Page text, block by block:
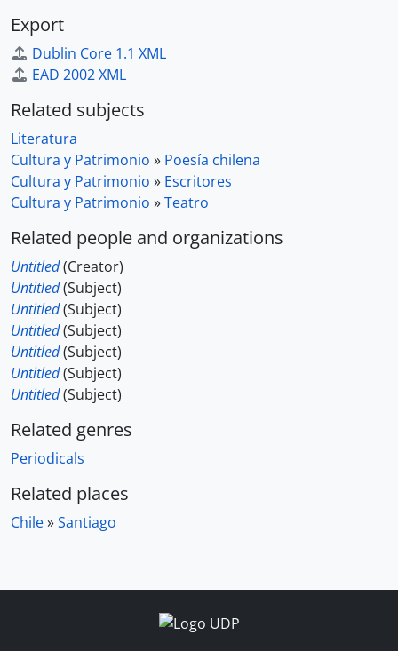
Export
Dublin Core 1.1 XML
EAD 2002 XML
Related subjects
Literatura
Cultura y Patrimonio » Poesía chilena
Cultura y Patrimonio » Escritores
Cultura y Patrimonio »Teatro
Related people and organizations
Untitled(Creator)
Untitled(Subject)
Untitled(Subject)
Untitled(Subject)
Untitled(Subject)
Untitled(Subject)
Untitled(Subject)
Related genres
Periodicals
Related places
Chile»Santiago